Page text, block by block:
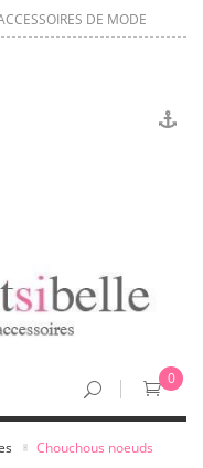
DE MODE
0
Chouchous noeuds